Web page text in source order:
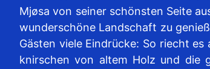
Mjøsa von seiner schönsten Seite
wunderschöne Landschaft zu
Gästen viele Eindrücke: So riecht
knirschen von altem Holz und die